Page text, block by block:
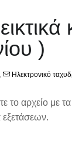
)
, Ηλεκτρονικό
το αρχείο με